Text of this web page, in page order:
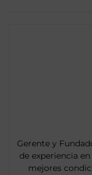
Gerente y
de experiencia
mejores